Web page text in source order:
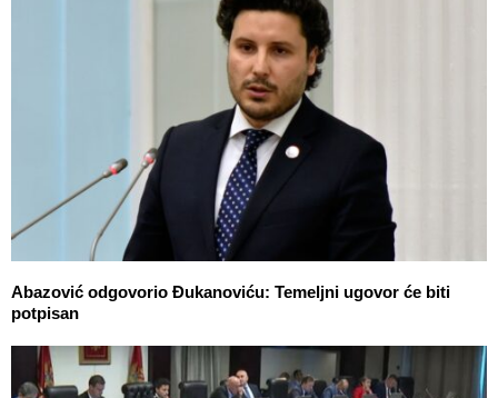
Abazović odgovorio Đukanoviću: Temeljni ugovor će biti
potpisan